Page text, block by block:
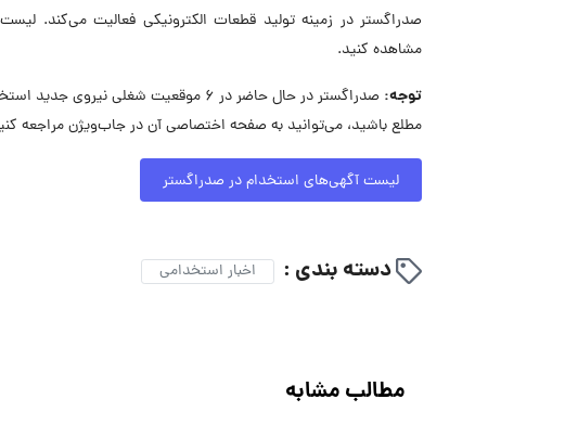
صدراگستر در زمینه تولید قطعات الکترونیکی فعالیت می‌کند.
مشاهده کنید.
توجه:
صدراگستر در حال حاضر در ۶ موقعیت
مطلع باشید، می‌توانید به صفحه اختصاصی آن در جاب‌ویژن مراجعه
لیست آگهی‌های استخدام در صدراگستر
دسته بندی : اخبار استخدامی
مطالب مشابه